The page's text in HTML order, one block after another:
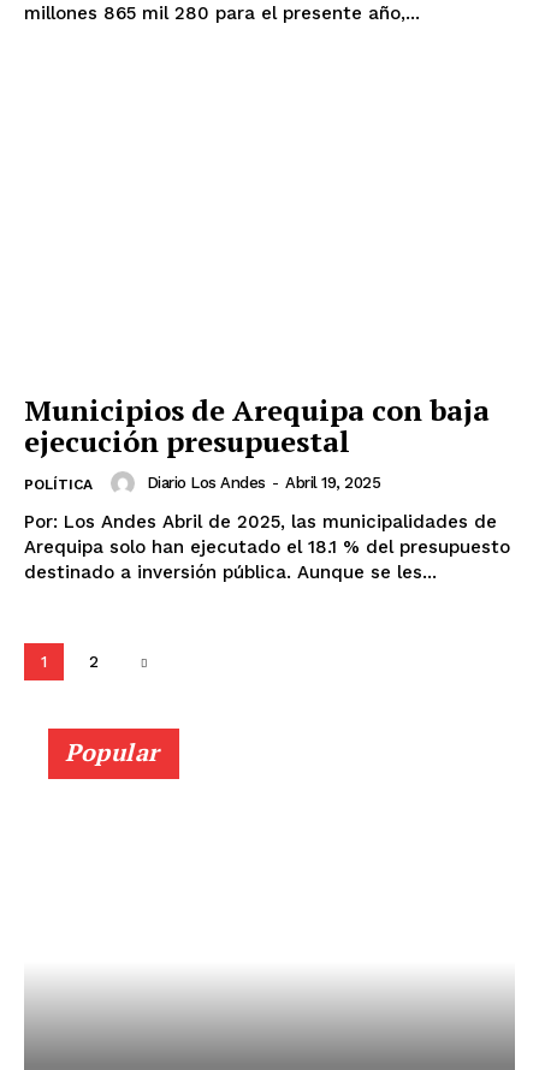
millones 865 mil 280 para el presente año,...
Municipios de Arequipa con baja
ejecución presupuestal
POLÍTICA Diario Los Andes - Abril 19, 2025
Por: Los Andes Abril de 2025, las municipalidades de
Arequipa solo han ejecutado el 18.1 % del presupuesto
destinado a inversión pública. Aunque se les...
1 2
Popular